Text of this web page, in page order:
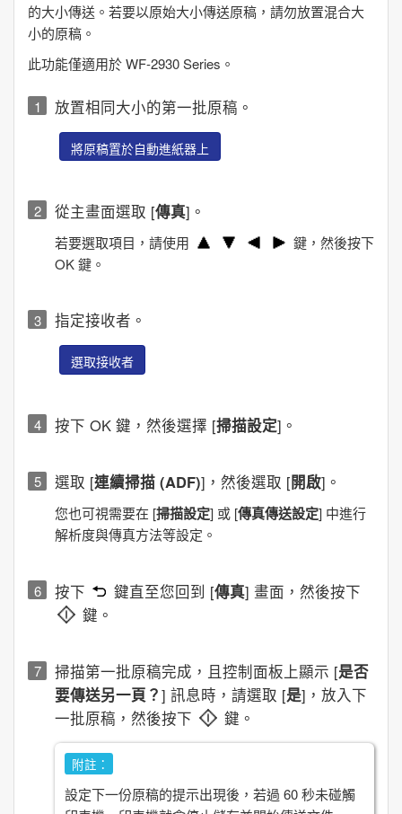
的大小傳送。若要以原始大小傳送原稿，請勿放置混合大
小的原稿。
此功能僅適用於WF-2930 Series 。
放置相同大小的第一批原稿。
將原稿置於自動進紙器上
從主畫面選取 [傳真]。
若要選取項目，請使用
鍵，然後按下
OK鍵。
指定接收者。
選取接收者
按下 OK 鍵，然後選擇 [掃描設定]。
選取 [連續掃描 (ADF)]，然後選取 [開啟]。
您也可視需要在 [掃描設定] 或 [傳真傳送設定] 中進行
解析度與傳真方法等設定。
按下 鍵直至您回到 [傳真] 畫面，然後按下
鍵。
掃描第一批原稿完成，且控制面板上顯示 [是否
要傳送另一頁？] 訊息時，請選取 [是]，放入下
一批原稿，然後按下
鍵。
附註：
設定下一份原稿的提示出現後，若過 60秒未碰觸